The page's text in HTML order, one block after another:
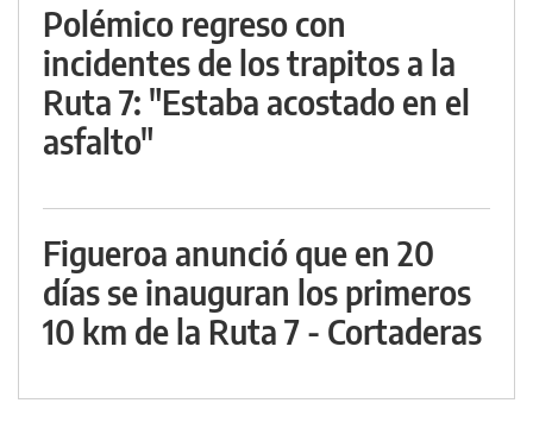
Polémico regreso con
incidentes de los trapitos a la
Ruta 7: "Estaba acostado en el
asfalto"
Figueroa anunció que en 20
días se inauguran los primeros
10 km de la Ruta 7 - Cortaderas